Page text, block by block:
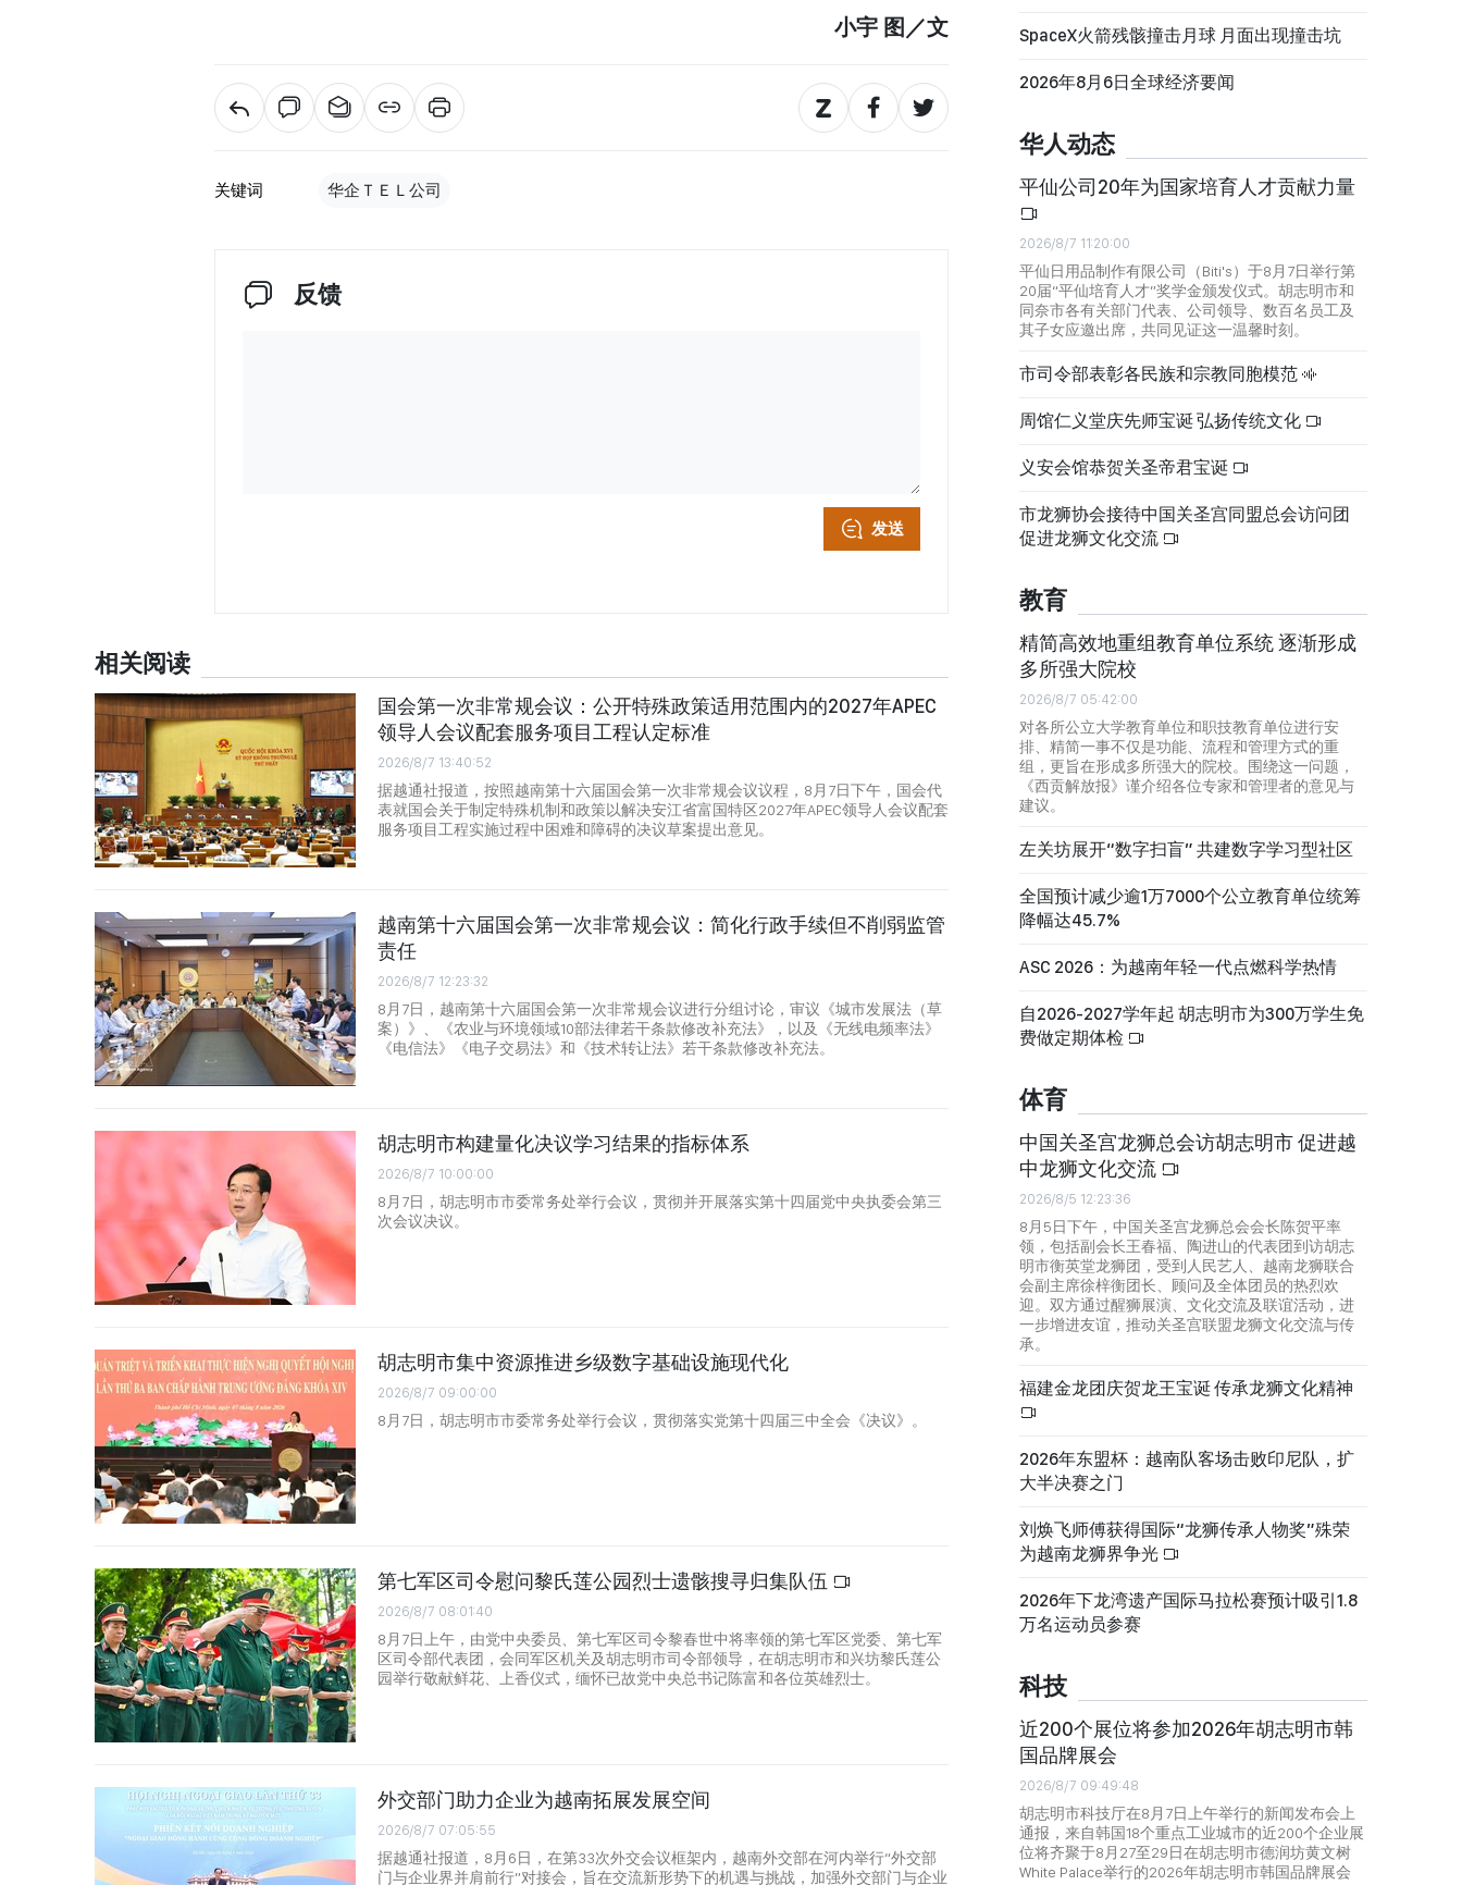
小宇 图／文
关键词 华企ＴＥＬ公司
反馈
发送
相关阅读
国会第一次非常规会议：公开特殊政策适用范围内的2027年APEC
领导人会议配套服务项目工程认定标准
2026/8/7 13:40:52
据越通社报道，按照越南第十六届国会第一次非常规会议议程，8月7日下午，国会代
表就国会关于制定特殊机制和政策以解决安江省富国特区2027年APEC领导人会议配套
服务项目工程实施过程中困难和障碍的决议草案提出意见。
越南第十六届国会第一次非常规会议：简化行政手续但不削弱监管
责任
2026/8/7 12:23:32
8月7日，越南第十六届国会第一次非常规会议进行分组讨论，审议《城市发展法（草
案）》、《农业与环境领域10部法律若干条款修改补充法》，以及《无线电频率法》
《电信法》《电子交易法》和《技术转让法》若干条款修改补充法。
胡志明市构建量化决议学习结果的指标体系
2026/8/7 10:00:00
8月7日，胡志明市市委常务处举行会议，贯彻并开展落实第十四届党中央执委会第三
次会议决议。
胡志明市集中资源推进乡级数字基础设施现代化
2026/8/7 09:00:00
8月7日，胡志明市市委常务处举行会议，贯彻落实党第十四届三中全会《决议》。
第七军区司令慰问黎氏莲公园烈士遗骸搜寻归集队伍
2026/8/7 08:01:40
8月7日上午，由党中央委员、第七军区司令黎春世中将率领的第七军区党委、第七军
区司令部代表团，会同军区机关及胡志明市司令部领导，在胡志明市和兴坊黎氏莲公
园举行敬献鲜花、上香仪式，缅怀已故党中央总书记陈富和各位英雄烈士。
外交部门助力企业为越南拓展发展空间
2026/8/7 07:05:55
据越通社报道，8月6日，在第33次外交会议框架内，越南外交部在河内举行“外交部
门与企业界并肩前行”对接会，旨在交流新形势下的机遇与挑战，加强外交部门与企业
SpaceX火箭残骸撞击月球 月面出现撞击坑
2026年8月6日全球经济要闻
华人动态
平仙公司20年为国家培育人才贡献力量
2026/8/7 11:20:00
平仙日用品制作有限公司（Biti's）于8月7日举行第
20届“平仙培育人才”奖学金颁发仪式。胡志明市和
同奈市各有关部门代表、公司领导、数百名员工及
其子女应邀出席，共同见证这一温馨时刻。
市司令部表彰各民族和宗教同胞模范
周馆仁义堂庆先师宝诞 弘扬传统文化
义安会馆恭贺关圣帝君宝诞
市龙狮协会接待中国关圣宫同盟总会访问团
促进龙狮文化交流
教育
精简高效地重组教育单位系统 逐渐形成
多所强大院校
2026/8/7 05:42:00
对各所公立大学教育单位和职技教育单位进行安
排、精简一事不仅是功能、流程和管理方式的重
组，更旨在形成多所强大的院校。围绕这一问题，
《西贡解放报》谨介绍各位专家和管理者的意见与
建议。
左关坊展开“数字扫盲” 共建数字学习型社区
全国预计减少逾1万7000个公立教育单位统筹
降幅达45.7%
ASC 2026：为越南年轻一代点燃科学热情
自2026-2027学年起 胡志明市为300万学生免
费做定期体检
体育
中国关圣宫龙狮总会访胡志明市 促进越
中龙狮文化交流
2026/8/5 12:23:36
8月5日下午，中国关圣宫龙狮总会会长陈贺平率
领，包括副会长王春福、陶进山的代表团到访胡志
明市衡英堂龙狮团，受到人民艺人、越南龙狮联合
会副主席徐梓衡团长、顾问及全体团员的热烈欢
迎。双方通过醒狮展演、文化交流及联谊活动，进
一步增进友谊，推动关圣宫联盟龙狮文化交流与传
承。
福建金龙团庆贺龙王宝诞 传承龙狮文化精神
2026年东盟杯：越南队客场击败印尼队，扩
大半决赛之门
刘焕飞师傅获得国际“龙狮传承人物奖”殊荣
为越南龙狮界争光
2026年下龙湾遗产国际马拉松赛预计吸引1.8
万名运动员参赛
科技
近200个展位将参加2026年胡志明市韩
国品牌展会
2026/8/7 09:49:48
胡志明市科技厅在8月7日上午举行的新闻发布会上
通报，来自韩国18个重点工业城市的近200个企业展
位将齐聚于8月27至29日在胡志明市德润坊黄文树
White Palace举行的2026年胡志明市韩国品牌展会